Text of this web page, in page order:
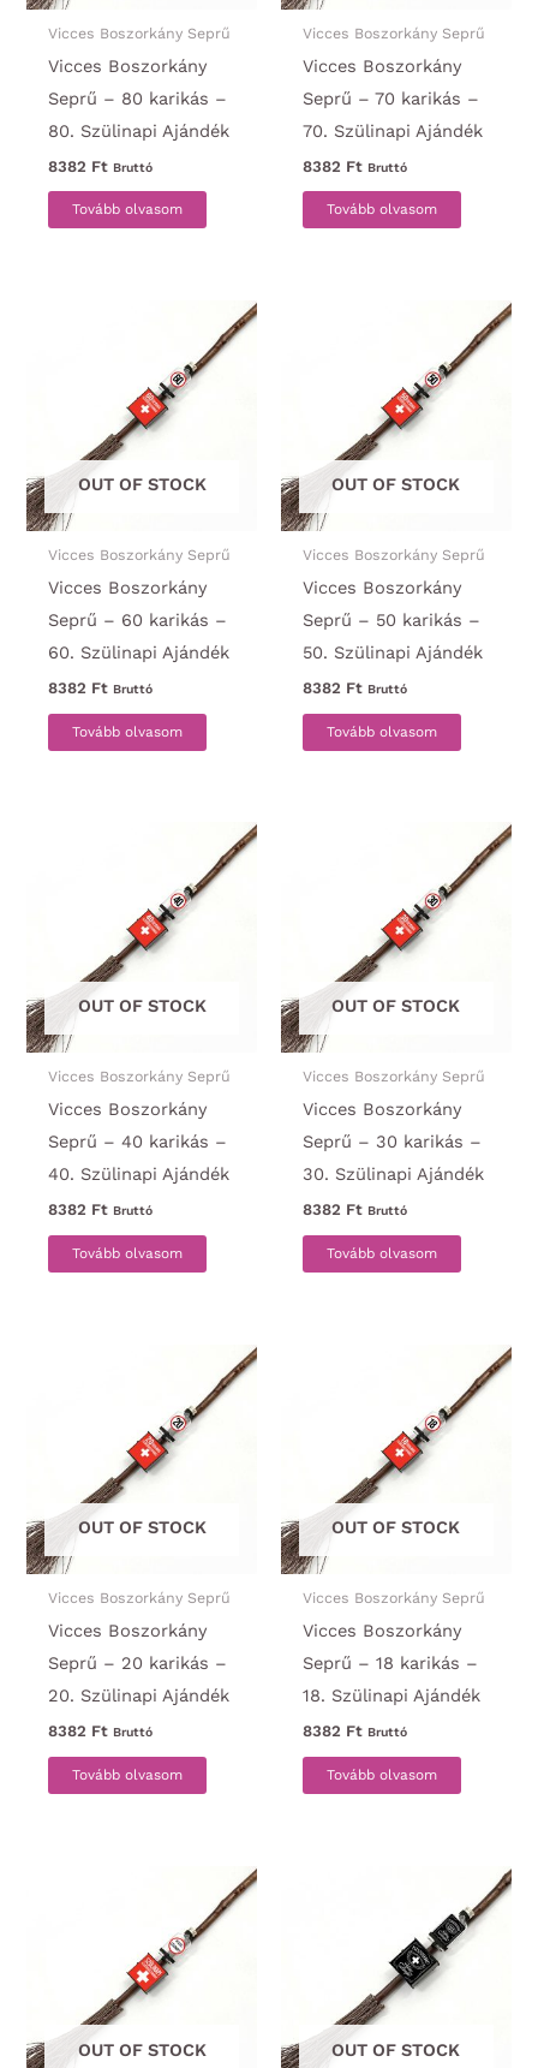
Vicces Boszorkány Seprű
Vicces Boszorkány
Seprű – 80 karikás –
80. Szülinapi Ajándék
8382 Ft Bruttó
Tovább olvasom
Vicces Boszorkány Seprű
Vicces Boszorkány
Seprű – 70 karikás –
70. Szülinapi Ajándék
8382 Ft Bruttó
Tovább olvasom
OUT OF STOCK
Vicces Boszorkány Seprű
Vicces Boszorkány
Seprű – 60 karikás –
60. Szülinapi Ajándék
8382 Ft Bruttó
Tovább olvasom
OUT OF STOCK
Vicces Boszorkány Seprű
Vicces Boszorkány
Seprű – 50 karikás –
50. Szülinapi Ajándék
8382 Ft Bruttó
Tovább olvasom
OUT OF STOCK
Vicces Boszorkány Seprű
Vicces Boszorkány
Seprű – 40 karikás –
40. Szülinapi Ajándék
8382 Ft Bruttó
Tovább olvasom
OUT OF STOCK
Vicces Boszorkány Seprű
Vicces Boszorkány
Seprű – 30 karikás –
30. Szülinapi Ajándék
8382 Ft Bruttó
Tovább olvasom
OUT OF STOCK
Vicces Boszorkány Seprű
Vicces Boszorkány
Seprű – 20 karikás –
20. Szülinapi Ajándék
8382 Ft Bruttó
Tovább olvasom
OUT OF STOCK
Vicces Boszorkány Seprű
Vicces Boszorkány
Seprű – 18 karikás –
18. Szülinapi Ajándék
8382 Ft Bruttó
Tovább olvasom
OUT OF STOCK OUT OF STOCK